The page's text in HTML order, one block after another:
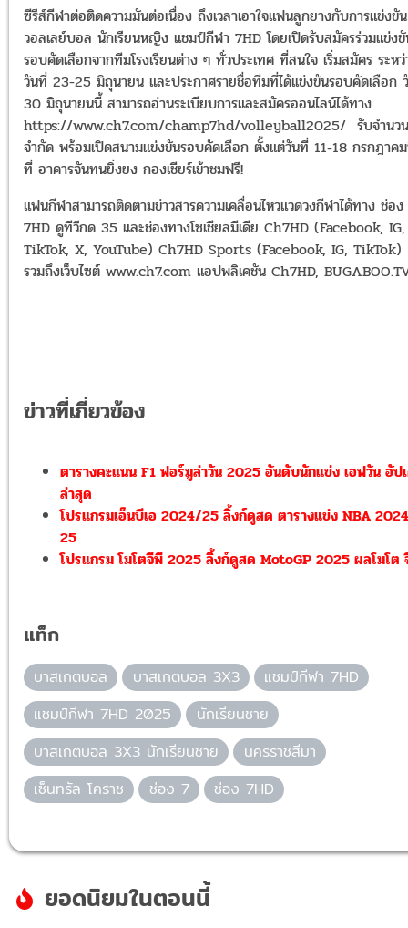
ซีรีส์กีฬาต่อติดความมันต่อเนื่อง ถึงเวลาเอาใจแฟนลูกยางกับการแข่งขัน
วอลเลย์บอล นักเรียนหญิง แชมป์กีฬา 7HD โดยเปิดรับสมัครร่วมแข่ง
รอบคัดเลือกจากทีมโรงเรียนต่าง ๆ ทั่วประเทศ ที่สนใจ เริ่มสมัคร ระห
วันที่ 23-25 มิถุนายน และประกาศรายชื่อทีมที่ได้เเข่งขันรอบคัดเลือก
30 มิถุนายนนี้ สามารถอ่านระเบียบการและสมัครออนไลน์ได้ทาง
https://www.ch7.com/champ7hd/volleyball2025/ รับจำนวน
จำกัด พร้อมเปิดสนามแข่งขันรอบคัดเลือก ตั้งแต่วันที่ 11-18 กรกฎาค
ที่ อาคารจันทนยิ่งยง กองเชียร์เข้าชมฟรี!
แฟนกีฬาสามารถติดตามข่าวสารความเคลื่อนไหวแวดวงกีฬาได้ทาง ช่อง
7HD ดูทีวีกด 35 และช่องทางโซเชียลมีเดีย Ch7HD (Facebook, IG,
TikTok, X, YouTube) Ch7HD Sports (Facebook, IG, TikTok)
รวมถึงเว็บไซต์ www.ch7.com แอปพลิเคชัน Ch7HD,
ข่าวที่เกี่ยวข้อง
ตารางคะแนน F1 ฟอร์มูล่าวัน 2025 อันดับนักแข่ง เอฟวัน อัป
ล่าสุด
โปรแกรมเอ็นบีเอ 2024/25 ลิ้งก์ดูสด ตารางแข่ง NBA
25
โปรแกรม โมโตจีพี 2025 ลิ้งก์ดูสด MotoGP 2025 ผลโมโต
แท็ก
บาสเกตบอล บาสเกตบอล 3X3
แชมป์กีฬา 7HD
แชมป์กีฬา 7HD 2025
นักเรียนชาย
บาสเกตบอล 3X3 นักเรียนชาย
นครราชสีมา
เซ็นทรัล โคราช
ช่อง 7 ช่อง 7HD
ยอดนิยมในตอนนี้